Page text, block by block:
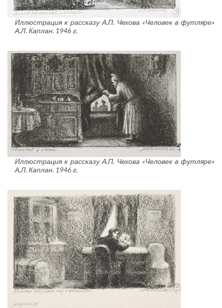
Иллюстрация к рассказу А.П. Чехова «Человек в футляре»
А.Л. Каплан. 1946 г.
Иллюстрация к рассказу А.П. Чехова «Человек в футляре»
А.Л. Каплан. 1946 г.